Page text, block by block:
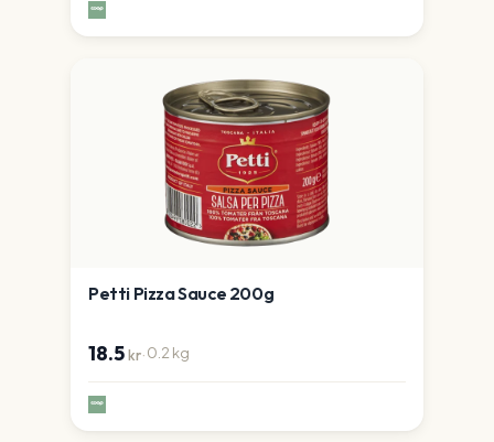
Petti Pizza Sauce 200g
18.5kr·0.2 kg